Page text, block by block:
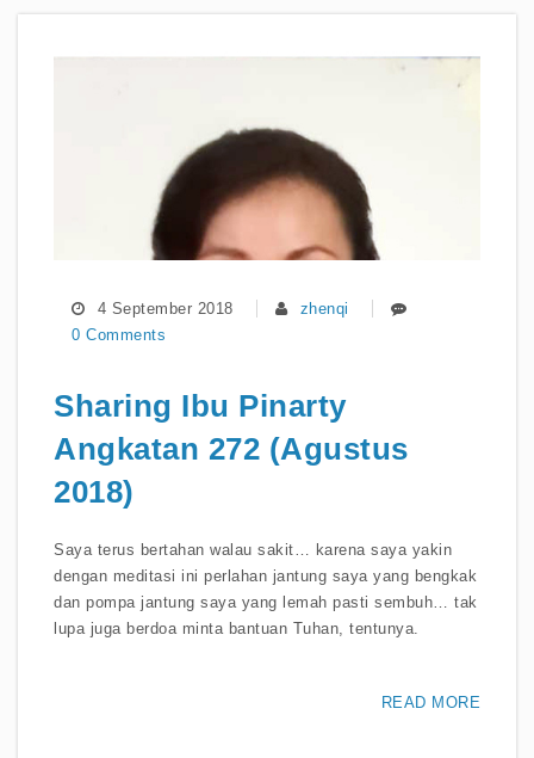
4 September 2018
zhenqi
0 Comments
Sharing Ibu Pinarty
Angkatan 272 (Agustus
2018)
Saya terus bertahan walau sakit… karena saya yakin
dengan meditasi ini perlahan jantung saya yang bengkak
dan pompa jantung saya yang lemah pasti sembuh… tak
lupa juga berdoa minta bantuan Tuhan, tentunya.
READ MORE